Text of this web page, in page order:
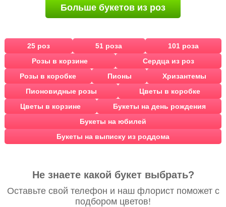
Больше букетов из роз
25 роз 51 роза
101 роза
Розы в корзине
Сердца из роз
Розы в коробке
Пионы
Хризантемы
Пионовидные розы
Цветы в коробке
Цветы в корзине
Букеты на день рождения
Букеты на юбилей
Букеты на выписку из роддома
Не знаете какой букет выбрать?
Оставьте свой телефон и наш флорист поможет с
подбором цветов!